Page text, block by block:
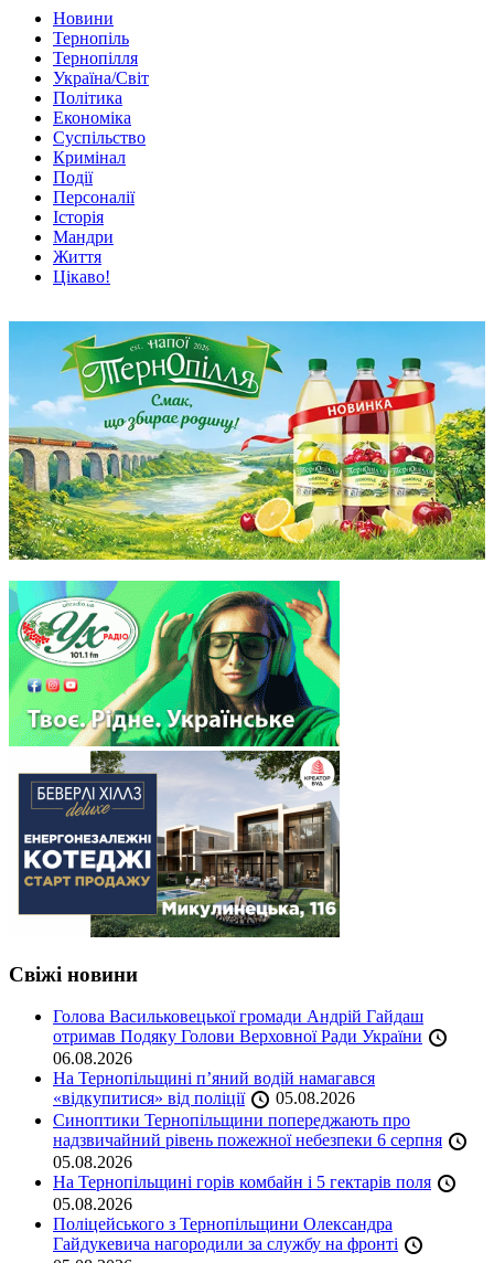
Новини
Тернопіль
Тернопілля
Україна/Світ
Політика
Економіка
Суспільство
Кримінал
Події
Персоналії
Історія
Мандри
Життя
Цікаво!
Свіжі новини
Голова Васильковецької громади Андрій Гайдаш
отримав Подяку Голови Верховної Ради України
06.08.2026
На Тернопільщині п’яний водій намагався
«відкупитися» від поліції
05.08.2026
Синоптики Тернопільщини попереджають про
надзвичайний рівень пожежної небезпеки 6 серпня
05.08.2026
На Тернопільщині горів комбайн і 5 гектарів поля
05.08.2026
Поліцейського з Тернопільщини Олександра
Гайдукевича нагородили за службу на фронті